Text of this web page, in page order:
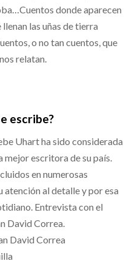
donde aparecen
las uñas de tierra
o no tan cuentos, que
relatan.
escribe?
Uhart ha sido considerada
escritora de su país.
en numerosas
atención al detalle y por esa
Entrevista con el
David Correa.
David Correa